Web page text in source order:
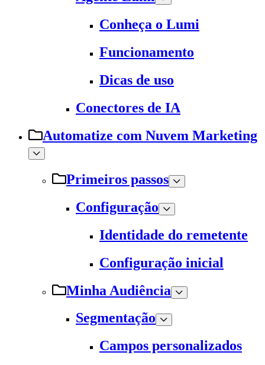
Conheça o Lumi
Funcionamento
Dicas de uso
Conectores de IA
Automatize com Nuvem Marketing
Primeiros passos
Configuração
Identidade do remetente
Configuração inicial
Minha Audiência
Segmentação
Campos personalizados